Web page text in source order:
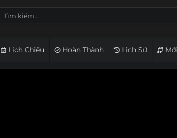
Lịch Chiếu Hoàn Thành Lịch Sử